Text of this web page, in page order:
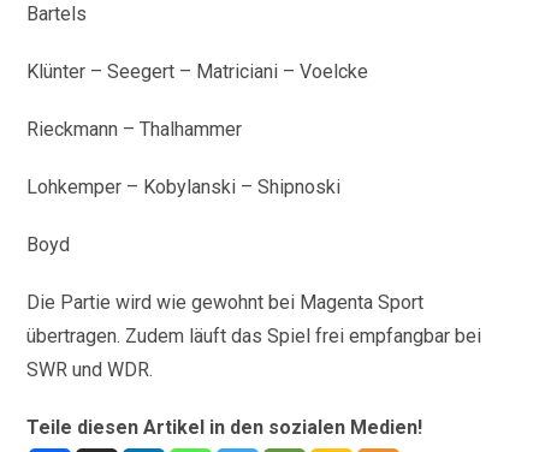
Bartels
Klünter – Seegert – Matriciani – Voelcke
Rieckmann – Thalhammer
Lohkemper – Kobylanski – Shipnoski
Boyd
Die Partie wird wie gewohnt bei Magenta Sport
übertragen. Zudem läuft das Spiel frei empfangbar bei
SWR und WDR.
Teile diesen Artikel in den sozialen Medien!